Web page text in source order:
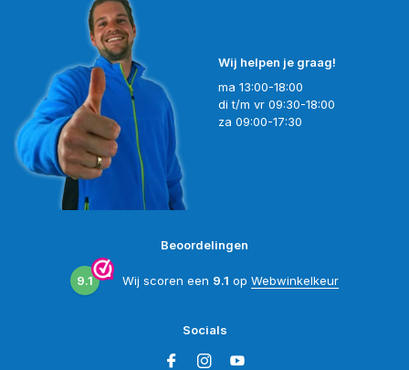
Wij helpen je graag!
ma 13:00-18:00
di t/m vr 09:30-18:00
za 09:00-17:30
Beoordelingen
9.1 Wij scoren een 9.1 op Webwinkelkeur
Socials